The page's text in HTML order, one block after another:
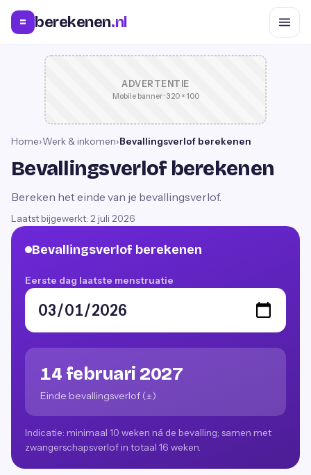
= berekenen.nl
ADVERTENTIE
Mobile banner · 320 × 100
Home›Werk & inkomen›Bevallingsverlof berekenen
Bevallingsverlof berekenen
Bereken het einde van je bevallingsverlof.
Laatst bijgewerkt: 2 juli 2026
Bevallingsverlof berekenen
Eerste dag laatste menstruatie
14 februari 2027
Einde bevallingsverlof (±)
Indicatie: minimaal 10 weken ná de bevalling; samen met
zwangerschapsverlof in totaal 16 weken.